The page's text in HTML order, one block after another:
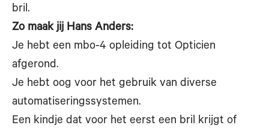
bril.
Zo maak jij Hans Anders:
Je hebt een mbo-4 opleiding tot Opticien
afgerond.
Je hebt oog voor het gebruik van diverse
automatiseringssystemen.
Een kindje dat voor het eerst een bril krijgt of